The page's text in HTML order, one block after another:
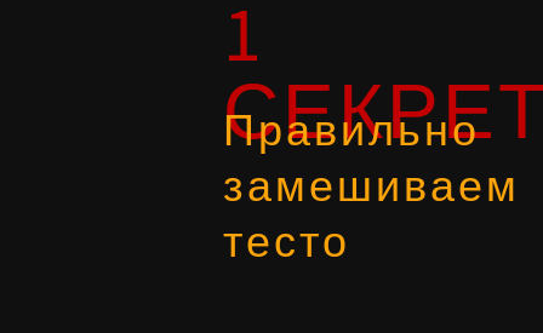
1
Правильно
замешиваем
тесто